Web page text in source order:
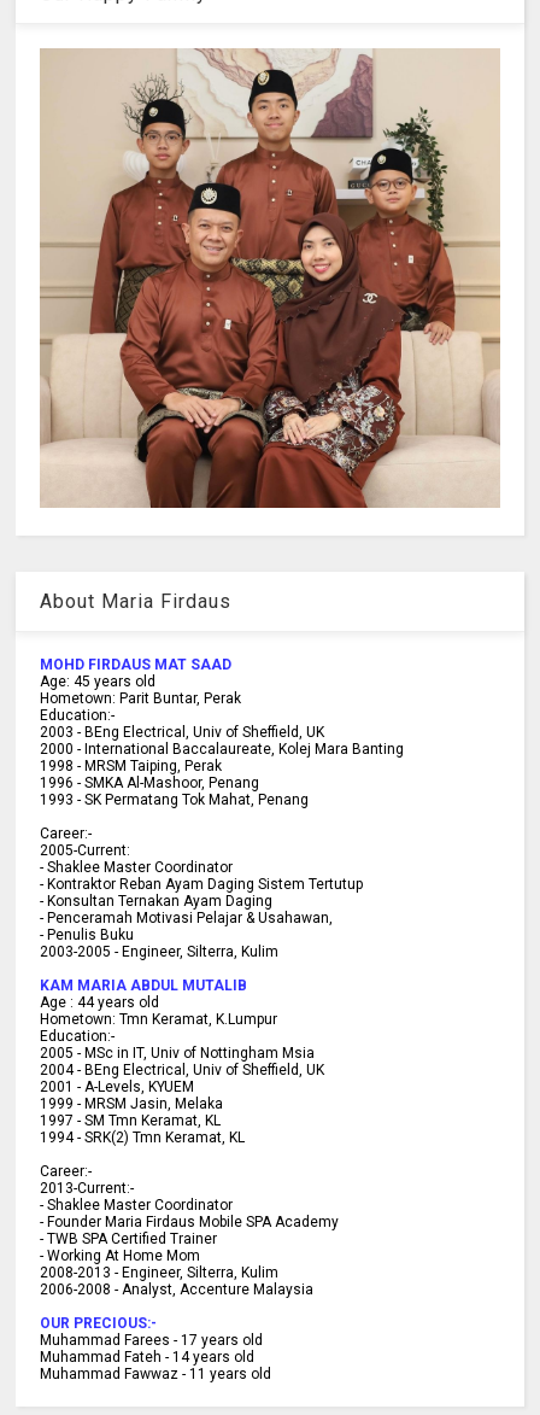
About Maria Firdaus
MOHD FIRDAUS MAT SAAD
Age: 45 years old
Hometown: Parit Buntar, Perak
Education:-
2003 -BEng Electrical, Univ of Sheffield, UK
2000 -International Baccalaureate, Kolej Mara Banting
1998 -MRSM Taiping, Perak
1996 - SMKA Al-Mashoor, Penang
1993 - SK Permatang Tok Mahat, Penang
Career:-
2005-Current:
- Shaklee Master Coordinator
- Kontraktor Reban Ayam Daging Sistem Tertutup
- Konsultan Ternakan Ayam Daging
- Penceramah Motivasi Pelajar & Usahawan,
- Penulis Buku
2003-2005 -Engineer, Silterra, Kulim
KAM MARIA ABDUL MUTALIB
Age : 44 years old
Hometown: Tmn Keramat, K.Lumpur
Education:-
2005 - MSc in IT, Univ of Nottingham Msia
2004 -BEng Electrical, Univ of Sheffield, UK
2001 - A-Levels, KYUEM
1999 -MRSM Jasin, Melaka
1997 -SM Tmn Keramat, KL
1994 -SRK(2) Tmn Keramat, KL
Career:-
2013-Current:-
- Shaklee Master Coordinator
- Founder Maria Firdaus Mobile SPA Academy
- TWB SPA Certified Trainer
- Working At Home Mom
2008-2013 - Engineer, Silterra, Kulim
2006-2008 - Analyst, Accenture Malaysia
OUR PRECIOUS:-
Muhammad Farees - 17 years old
Muhammad Fateh - 14 years old
Muhammad Fawwaz - 11 years old